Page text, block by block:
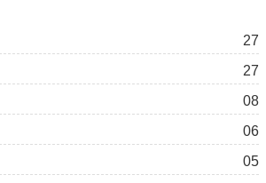
27
27
08
06
05